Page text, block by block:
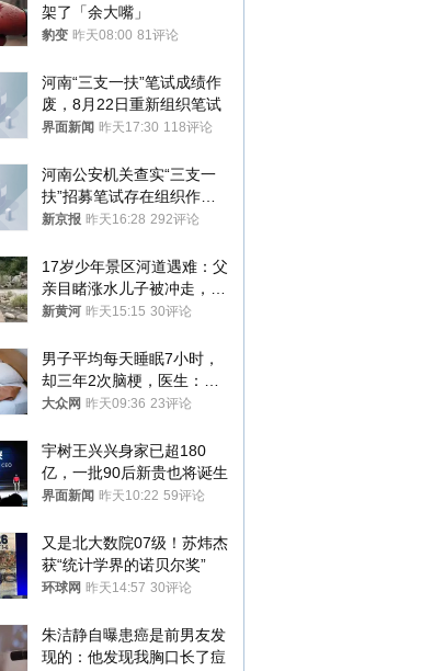
架了「余大嘴」
豹变 昨天08:00 81评论
河南“三支一扶”笔试成绩作
废，8月22日重新组织笔试
界面新闻 昨天17:30 118评论
河南公安机关查实“三支一
扶”招募笔试存在组织作弊
犯罪行为
新京报 昨天16:28 292评论
17岁少年景区河道遇难：父
亲目睹涨水儿子被冲走，当
地排除上游泄洪，家属盼厘
新黄河 昨天15:15 30评论
男子平均每天睡眠7小时，
却三年2次脑梗，医生：这
样睡觉更伤身
大众网 昨天09:36 23评论
宇树王兴兴身家已超180
亿，一批90后新贵也将诞生
界面新闻 昨天10:22 59评论
又是北大数院07级！苏炜杰
获“统计学界的诺贝尔奖”
环球网 昨天14:57 30评论
朱洁静自曝患癌是前男友发
现的：他发现我胸口长了痘